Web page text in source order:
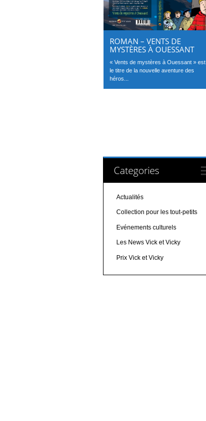
ROMAN – VENTS DE
MYSTÈRES À OUESSANT
« Vents de mystères à Ouessant » est
le titre de la nouvelle aventure des
héros...
Categories
Actualités
Collection pour les tout-petits
Evénements culturels
Les News Vick et Vicky
Prix Vick et Vicky